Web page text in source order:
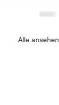
Alle ansehen